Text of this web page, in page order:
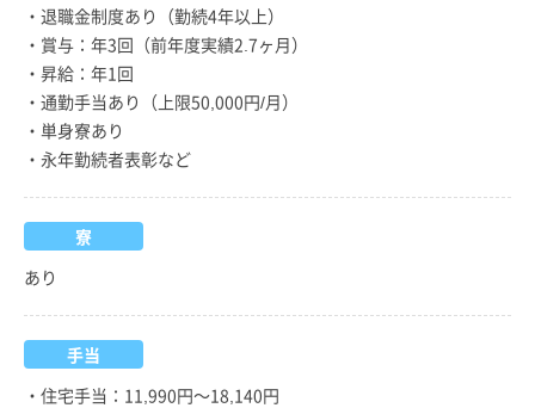
・退職金制度あり（勤続4年以上）
・賞与：年3回（前年度実績2.7ヶ月）
・昇給：年1回
・通勤手当あり（上限50,000円/月）
・単身寮あり
・永年勤続者表彰など
寮
あり
手当
・住宅手当：11,990円～18,140円